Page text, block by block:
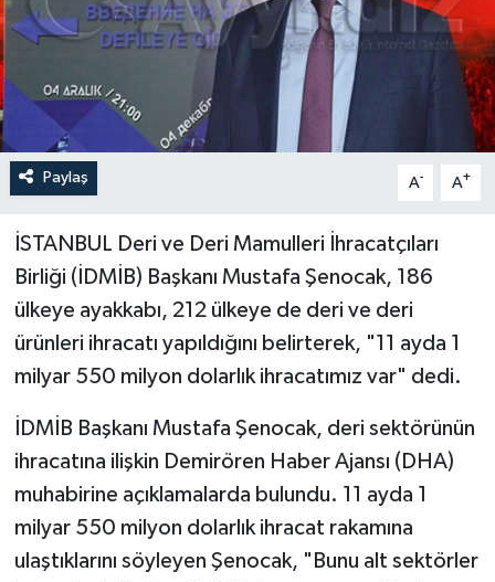
Paylaş A- A+
İSTANBUL Deri ve Deri Mamulleri İhracatçıları
Birliği (İDMİB) Başkanı Mustafa Şenocak, 186
ülkeye ayakkabı, 212 ülkeye de deri ve deri
ürünleri ihracatı yapıldığını belirterek, "11 ayda 1
milyar 550 milyon dolarlık ihracatımız var" dedi.
İDMİB Başkanı Mustafa Şenocak, deri sektörünün
ihracatına ilişkin Demirören Haber Ajansı (DHA)
muhabirine açıklamalarda bulundu. 11 ayda 1
milyar 550 milyon dolarlık ihracat rakamına
ulaştıklarını söyleyen Şenocak, "Bunu alt sektörler